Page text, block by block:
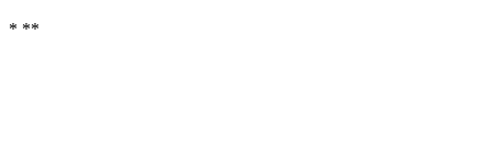
* **